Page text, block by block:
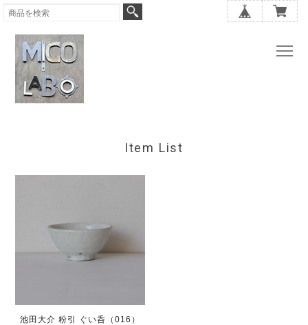
Item List
池田大介 粉引 ぐい呑（016）